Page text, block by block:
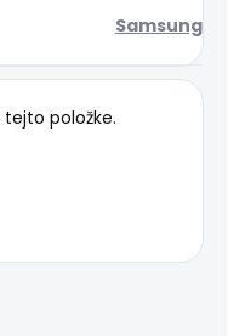
Samsung
položke.